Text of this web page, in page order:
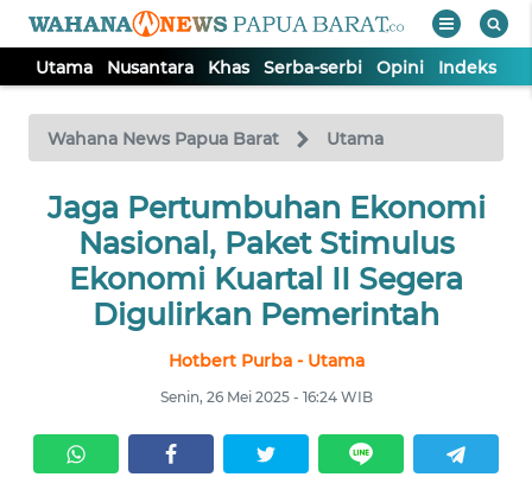
Utama Nusantara Khas Serba-serbi Opini Indeks
Wahana News Papua Barat Utama
Jaga Pertumbuhan Ekonomi
Nasional, Paket Stimulus
Ekonomi Kuartal II Segera
Digulirkan Pemerintah
Hotbert Purba - Utama
Senin, 26 Mei 2025 - 16:24 WIB
TV
Tutup
UTAMA
NUSANTARA
SERBI